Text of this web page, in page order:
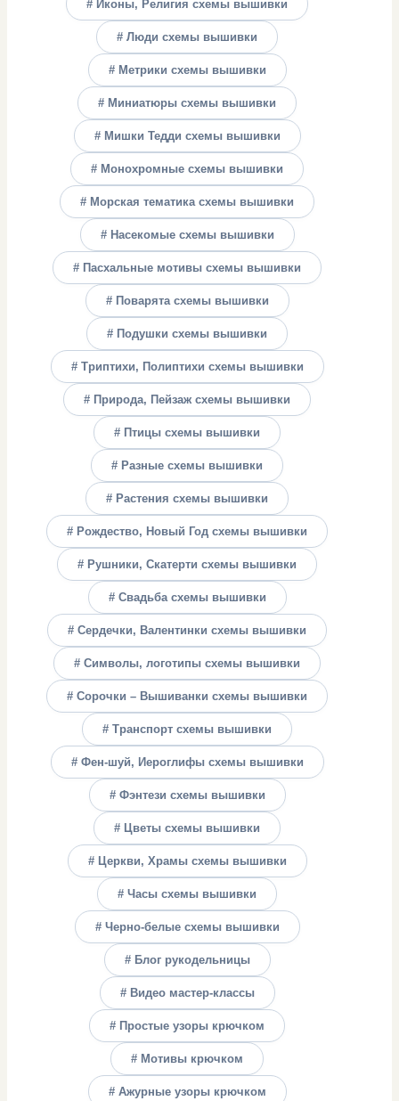
# Иконы, Религия схемы вышивки
# Люди схемы вышивки
# Метрики схемы вышивки
# Миниатюры схемы вышивки
# Мишки Тедди схемы вышивки
# Монохромные схемы вышивки
# Морская тематика схемы вышивки
# Насекомые схемы вышивки
# Пасхальные мотивы схемы вышивки
# Поварята схемы вышивки
# Подушки схемы вышивки
# Триптихи, Полиптихи схемы вышивки
# Природа, Пейзаж схемы вышивки
# Птицы схемы вышивки
# Разные схемы вышивки
# Растения схемы вышивки
# Рождество, Новый Год схемы вышивки
# Рушники, Скатерти схемы вышивки
# Свадьба схемы вышивки
# Сердечки, Валентинки схемы вышивки
# Символы, логотипы схемы вышивки
# Сорочки – Вышиванки схемы вышивки
# Транспорт схемы вышивки
# Фен-шуй, Иероглифы схемы вышивки
# Фэнтези схемы вышивки
# Цветы схемы вышивки
# Церкви, Храмы схемы вышивки
# Часы схемы вышивки
# Черно-белые схемы вышивки
# Блог рукодельницы
# Видео мастер-классы
# Простые узоры крючком
# Мотивы крючком
# Ажурные узоры крючком